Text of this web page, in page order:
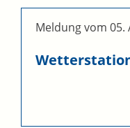
Meldung vom 05.